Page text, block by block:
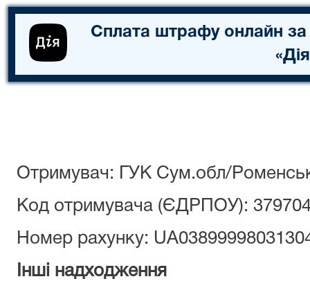
Сплата штрафу онлайн
Отримувач: ГУК Сум.обл/
Код отримувача (ЄДРПОУ):
Номер рахунку:
Інші надходження